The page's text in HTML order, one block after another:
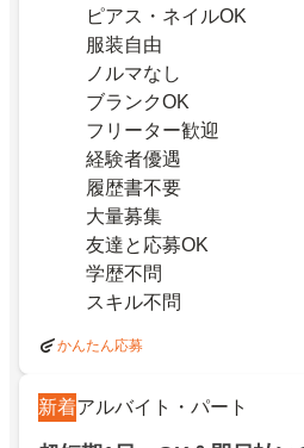
ピアス・ネイルOK
服装自由
ノルマなし
ブランクOK
フリーター歓迎
経験者優遇
履歴書不要
大量募集
友達と応募OK
学歴不問
スキル不問
かんたん応募
新着アルバイト・パート